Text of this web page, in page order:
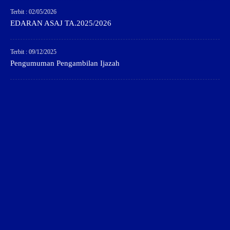
Terbit : 02/05/2026
EDARAN ASAJ TA.2025/2026
Terbit : 09/12/2025
Pengumuman Pengambilan Ijazah